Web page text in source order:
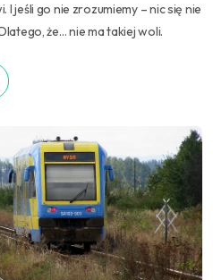
I jeśli go nie zrozumiemy – nic się nie
że… nie ma takiej woli.